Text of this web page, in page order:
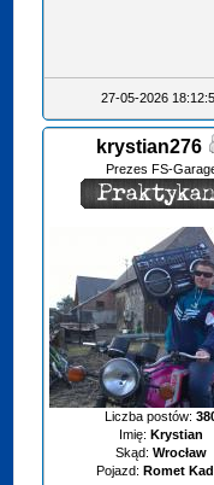
27-05-2026
krystian276
Prezes FS-
Liczba postów:
Imię: Krystian
Skąd: Wrocław
Pojazd: Romet